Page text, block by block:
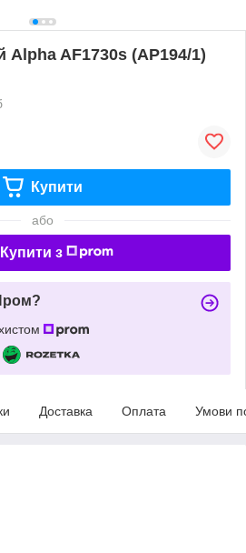
Alpha AF1730s (AP194/1)
Купити
або
Купити з
Доставка Оплата Умови